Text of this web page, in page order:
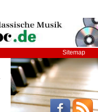
Sitemap